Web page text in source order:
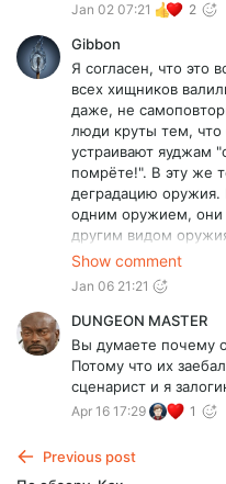
Jan 02 07:21 2
Gibbon
Я согласен, что это
всех хищников
даже, не
люди круты тем, что
устраивают яуджам
помрёте!". В эту же
деградацию
одним оружием, они
другим видом
продвинутым. Но,
додумываю, чем так
Show comment
Jan 06 21:21
DUNGEON MASTER
Вы думаете почему
Потому что их
сценарист и я
Apr 16 17:29 1
Previous post